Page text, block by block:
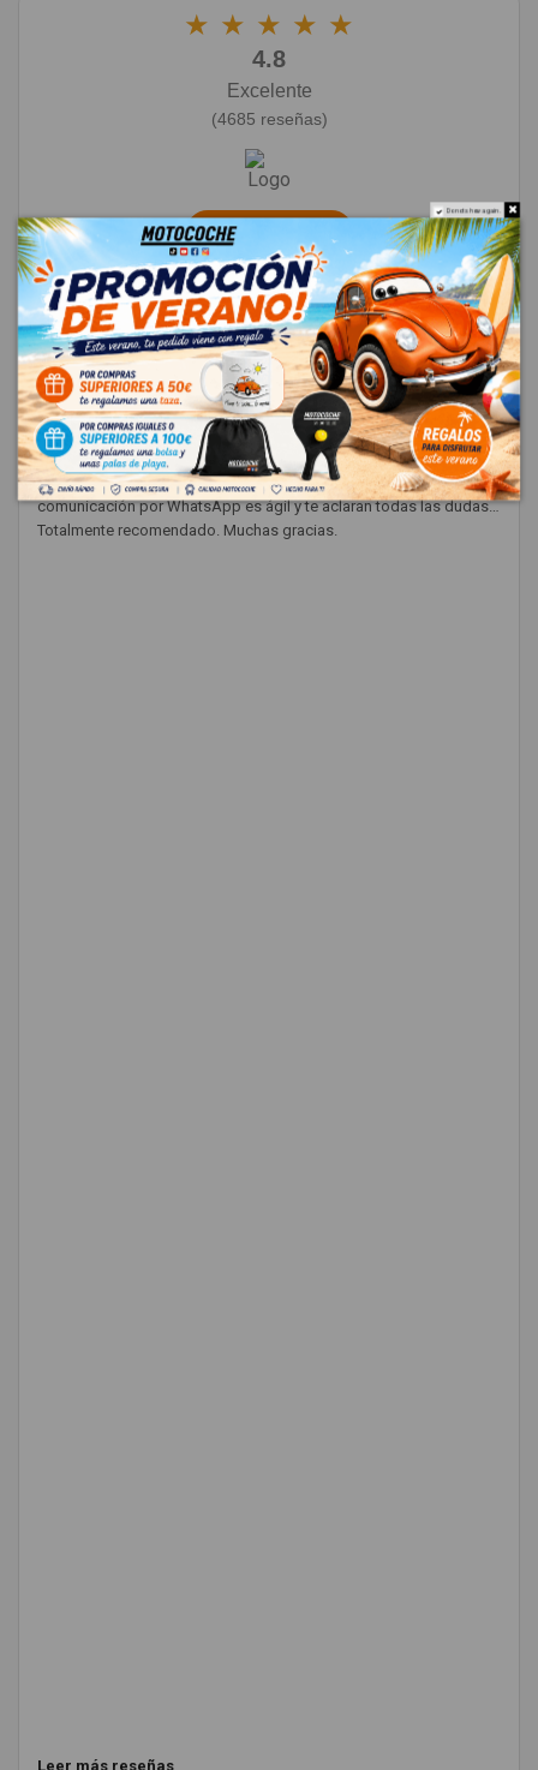
★ ★ ★ ★ ★
4.8
Excelente
(4685 reseñas)
Dejar una reseña
★ ★ ★ ★ ★
23/06/2026
Cristóbal Rosado
Muy buena experiencia. Les compré un puente delantero y me
llegó en perfecto estado, con un envío muy rápido. La
comunicación por WhatsApp es ágil y te aclaran todas las dudas.
Totalmente recomendado. Muchas gracias.
Leer más reseñas
Do not show again.